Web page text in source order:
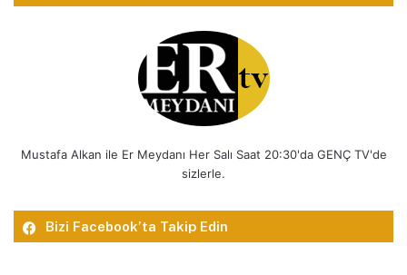
Mustafa Alkan ile Er Meydanı Her Salı Saat 20:30'da GENÇ TV'de
sizlerle.
Bizi Facebook’ta Takip Edin